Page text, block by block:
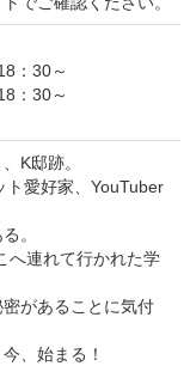
：30～
：30～
K邸跡。
ト愛好家、YouTuber
。
へ連れて行かれた学
があることに気付
、始まる！